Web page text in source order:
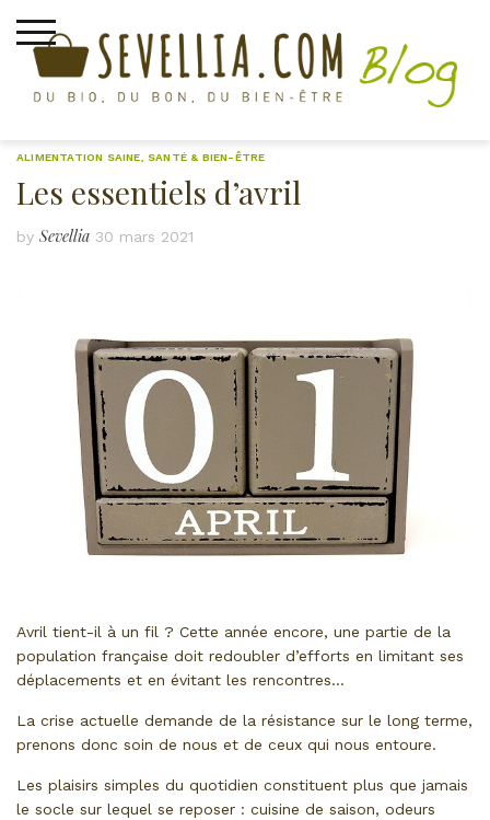
content
ALIMENTATION SAINE SANTÉ & BIEN-ÊTRE
Les essentiels d’avril
by Sevellia 30 mars 2021
Avril tient-il à un fil ? Cette année encore, une partie de la
population française doit redoubler d’efforts en limitant ses
déplacements et en évitant les rencontres…
La crise actuelle demande de la résistance sur le long terme,
prenons donc soin de nous et de ceux qui nous entoure.
Les plaisirs simples du quotidien constituent plus que jamais
le socle sur lequel se reposer : cuisine de saison, odeurs